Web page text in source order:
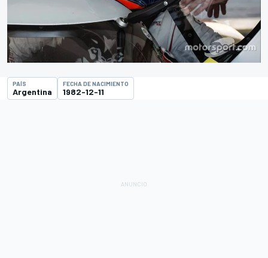
PAÍS
Argentina
FECHA DE NACIMIENTO
1982-12-11